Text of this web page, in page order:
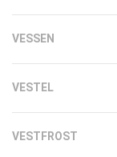
VESSEN
VESTEL
VESTFROST